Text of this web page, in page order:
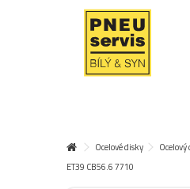
Ocelové disky
ET39 CB56.6 7710